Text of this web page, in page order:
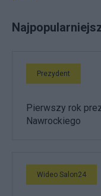
Prezydent
Pierwszy rok
Nawrockiego
Wideo Salon24